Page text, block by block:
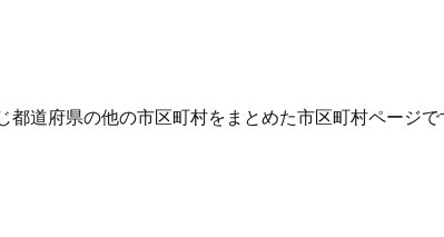
都道府県の他の市区町村をまとめた市区町村ページで